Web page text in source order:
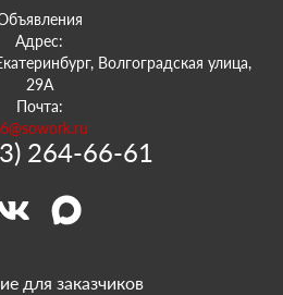
Адрес:
Волгоградская улица,
29А
Почта:
264-66-61
для заказчиков